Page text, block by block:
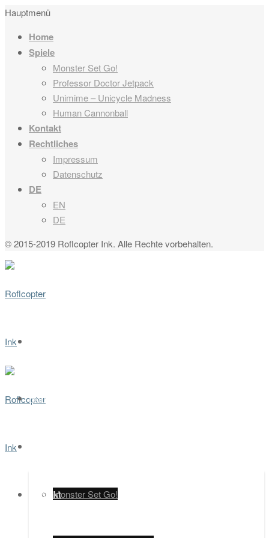
Hauptmenü
Home
Spiele
Monster Set Go!
Professor Doctor Jetpack
Unimime – Unicycle Madness
Human Cannonball
Kontakt
Rechtliches
Impressum
Datenschutz
DE
EN
DE
© 2015-2019 Roflcopter Ink. Alle Rechte vorbehalten.
Home
Monster Set Go!
Kontakt